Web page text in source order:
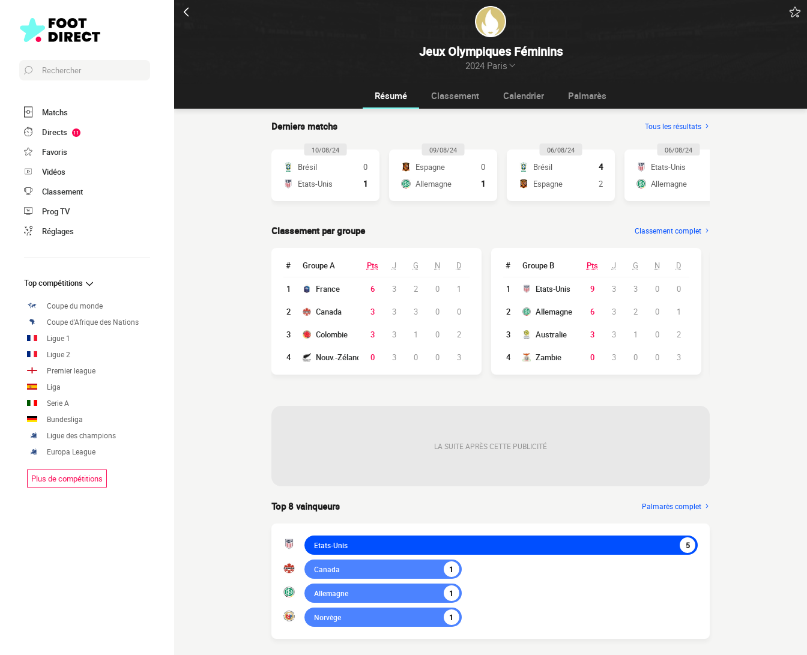
Jeux Olympiques Féminins
2024 Paris
Rechercher
Matchs
Directs
11
Favoris
Vidéos
Classement
Prog TV
Réglages
Top compétitions
Coupe du monde
Coupe d'Afrique des Nations
Ligue 1
Ligue 2
Premier league
Liga
Serie A
Bundesliga
Ligue des champions
Europa League
Plus de compétitions
Résumé Classement Calendrier Palmarès
Derniers matchs Tous les résultats
10/08/24
Brésil
0
Etats-Unis
1
09/08/24
Espagne
0
Allemagne
1
06/08/24
Brésil
4
Espagne
2
06/08/24
Etats-Unis
Allemagne
Classement par groupe Classement complet
# Groupe A Pts J G N D
1 France 6 3 2 0 1
2 Canada 3 3 3 0 0
3 Colombie 3 3 1 0 2
4 Nouv.-Zélande 0 3 0 0 3
# Groupe B Pts J G N D
1 Etats-Unis 9 3 3 0 0
2 Allemagne 6 3 2 0 1
3 Australie 3 3 1 0 2
4 Zambie 0 3 0 0 3
LA SUITE APRÈS CETTE PUBLICITÉ
Top 8 vainqueurs Palmarès complet
Etats-Unis 5
Canada 1
Allemagne 1
Norvège 1